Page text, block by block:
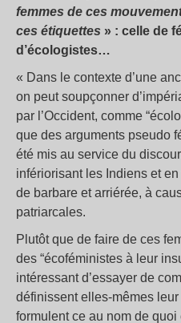
femmes de ces
ces étiquettes » : celle de
d’écologistes…
« Dans le contexte d’une
on peut soupçonner
par l’Occident, comme
que des arguments pseudo
été mis au service du
infériorisant les Indiens et
de barbare et arriérée, à
patriarcales.
Plutôt que de faire de ces
des “écoféministes à leur
intéressant d’essayer de
définissent elles-mêmes
formulent ce au nom de quoi